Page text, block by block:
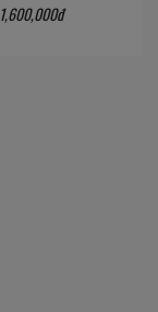
1,600,000đ